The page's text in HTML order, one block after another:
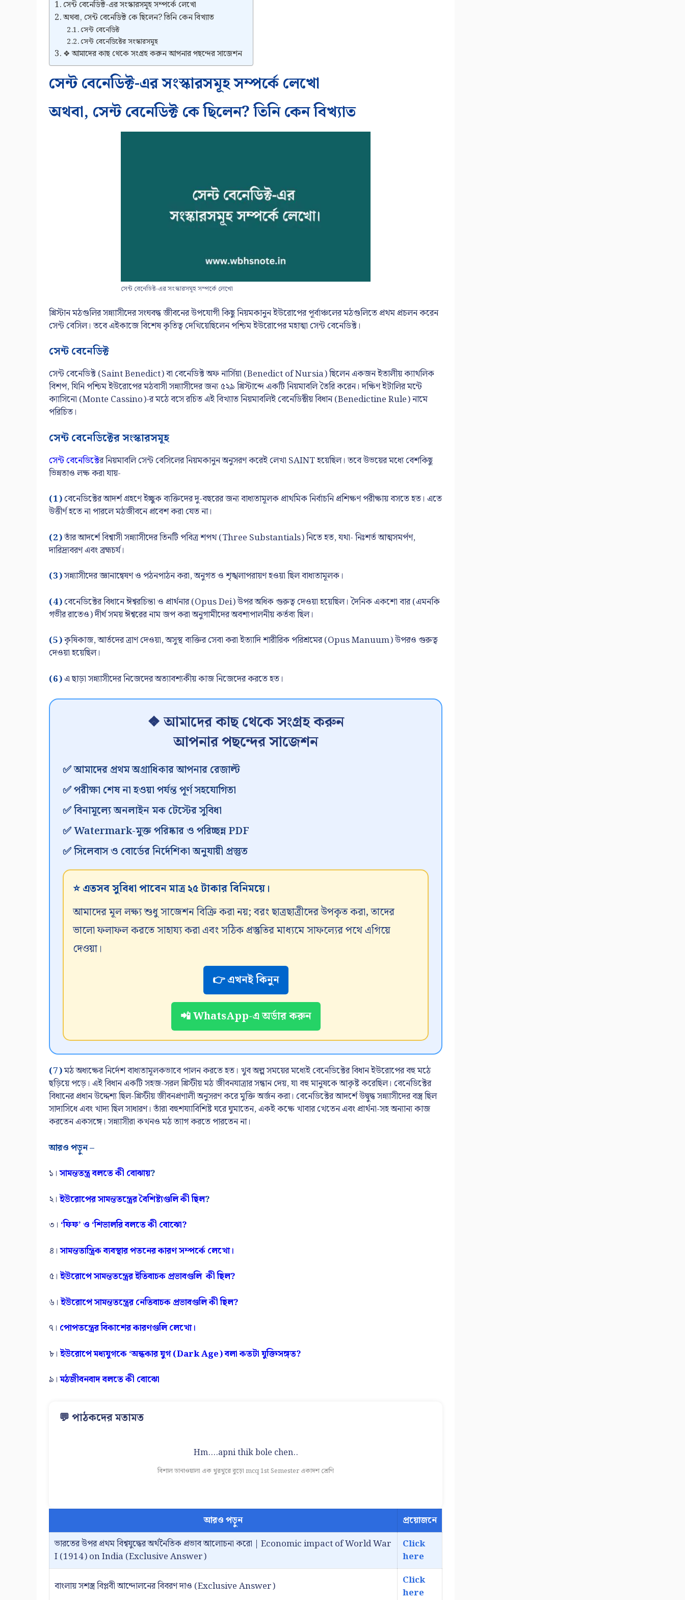
সেন্ট বেনেডিক্ট-এর সংস্কারসমূহ সম্পর্কে লেখো
অথবা, সেন্ট বেনেডিক্ট কে ছিলেন? তিনি কেন বিখ্যাত
সেন্ট বেনেডিক্ট
সেন্ট বেনেডিক্টের সংস্কারসমূহ
❖ আমাদের কাছ থেকে সংগ্রহ করুন আপনার পছন্দের সাজেশন
সেন্ট বেনেডিক্ট-এর সংস্কারসমূহ সম্পর্কে লেখো
অথবা, সেন্ট বেনেডিক্ট কে ছিলেন? তিনি কেন বিখ্যাত
সেন্ট বেনেডিক্ট-এর সংস্কারসমূহ সম্পর্কে লেখো
খ্রিস্টান মঠগুলির সন্ন্যাসীদের সংঘবদ্ধ জীবনের উপযোগী কিছু নিয়মকানুন ইউরোপের পূর্বাঞ্চলের মঠগুলিতে প্রথম প্রচলন করেন
সেন্ট বেসিল। তবে এইকাজে বিশেষ কৃতিত্ব দেখিয়েছিলেন পশ্চিম ইউরোপের মহাত্মা সেন্ট বেনেডিক্ট।
সেন্ট বেনেডিক্ট
সেন্ট বেনেডিক্ট (Saint Benedict) বা বেনেডিক্ট অফ নার্সিয়া (Benedict of Nursia) ছিলেন একজন ইতালীয় ক্যাথলিক
বিশপ, যিনি পশ্চিম ইউরোপের মঠবাসী সন্ন্যাসীদের জন্য ৫২৯ খ্রিস্টাব্দে একটি নিয়মাবলি তৈরি করেন। দক্ষিণ ইটালির মন্টে
ক্যাসিনো (Monte Cassino)-র মঠে বসে রচিত এই বিখ্যাত নিয়মাবলিই বেনেডিক্টীয় বিধান (Benedictine Rule) নামে
পরিচিত।
সেন্ট বেনেডিক্টের সংস্কারসমূহ
সেন্ট বেনেডিক্টের নিয়মাবলি সেন্ট বেসিলের নিয়মকানুন অনুসরণ করেই লেখা SAINT হয়েছিল। তবে উভয়ের মধ্যে বেশকিছু
ভিন্নতাও লক্ষ করা যায়-
(1)বেনেডিক্টের আদর্শ গ্রহণে ইচ্ছুক ব্যক্তিদের দু-বছরের জন্য বাধ্যতামূলক প্রাথমিক নির্বাচনি প্রশিক্ষণ পরীক্ষায় বসতে হত। এতে
উত্তীর্ণ হতে না পারলে মঠজীবনে প্রবেশ করা যেত না।
(2)তাঁর আদর্শে বিশ্বাসী সন্ন্যাসীদের তিনটি পবিত্র শপথ (Three Substantials) নিতে হত, যথা- নিঃশর্ত আত্মসমর্পণ,
দারিদ্র্যবরণ এবং ব্রহ্মচর্য।
(3)সন্ন্যাসীদের জ্ঞানান্বেষণ ও পঠনপাঠন করা, অনুগত ও শৃঙ্খলাপরায়ণ হওয়া ছিল বাধ্যতামূলক।
(4)বেনেডিক্টের বিধানে ঈশ্বরচিন্তা ও প্রার্থনার (Opus Dei) উপর অধিক গুরুত্ব দেওয়া হয়েছিল। দৈনিক একশো বার (এমনকি
গভীর রাতেও) দীর্ঘ সময় ঈশ্বরের নাম জপ করা অনুগামীদের অবশ্যপালনীয় কর্তব্য ছিল।
(5)কৃষিকাজ, আর্তদের ত্রাণ দেওয়া, অসুস্থ ব্যক্তির সেবা করা ইত্যাদি শারীরিক পরিশ্রমের (Opus Manuum) উপরও গুরুত্ব
দেওয়া হয়েছিল।
(6)এ ছাড়া সন্ন্যাসীদের নিজেদের অত্যাবশ্যকীয় কাজ নিজেদের করতে হত।
❖ আমাদের কাছ থেকে সংগ্রহ করুন
আপনার পছন্দের সাজেশন
✅ আমাদের প্রথম অগ্রাধিকার আপনার রেজাল্ট
✅ পরীক্ষা শেষ না হওয়া পর্যন্ত পূর্ণ সহযোগিতা
✅ বিনামূল্যে অনলাইন মক টেস্টের সুবিধা
✅ Watermark-মুক্ত পরিষ্কার ও পরিচ্ছন্ন PDF
✅ সিলেবাস ও বোর্ডের নির্দেশিকা অনুযায়ী প্রস্তুত
⭐ এতসব সুবিধা পাবেন মাত্র ২৫ টাকার বিনিময়ে।
আমাদের মূল লক্ষ্য শুধু সাজেশন বিক্রি করা নয়; বরং ছাত্রছাত্রীদের উপকৃত করা, তাদের
ভালো ফলাফল করতে সাহায্য করা এবং সঠিক প্রস্তুতির মাধ্যমে সাফল্যের পথে এগিয়ে
দেওয়া।
👉 এখনই কিনুন
📲 WhatsApp-এ অর্ডার করুন
(7)মঠ অধ্যক্ষের নির্দেশ বাধ্যতামূলকভাবে পালন করতে হত। খুব অল্প সময়ের মধ্যেই বেনেডিক্টের বিধান ইউরোপের বহু মঠে
ছড়িয়ে পড়ে। এই বিধান একটি সহজ-সরল খ্রিস্টীয় মঠ জীবনযাত্রার সন্ধান দেয়, যা বহু মানুষকে আকৃষ্ট করেছিল। বেনেডিক্টের
বিধানের প্রধান উদ্দেশ্য ছিল-খ্রিস্টীয় জীবনপ্রণালী অনুসরণ করে মুক্তি অর্জন করা। বেনেডিক্টের আদর্শে উদ্বুদ্ধ সন্ন্যাসীদের বস্ত্র ছিল
সাদাসিধে এবং খাদ্য ছিল সাধারণ। তাঁরা বহুশয্যাবিশিষ্ট ঘরে ঘুমাতেন, একই কক্ষে খাবার খেতেন এবং প্রার্থনা-সহ অন্যান্য কাজ
করতেন একসঙ্গে। সন্ন্যাসীরা কখনও মঠ ত্যাগ করতে পারতেন না।
আরও পড়ুন –
১।সামন্ততন্ত্র বলতে কী বোঝায়?
২।ইউরোপের সামন্ততন্ত্রের বৈশিষ্ট্যগুলি কী ছিল?
৩। ‘ফিফ’ ও ‘শিভালরি বলতে কী বোঝো?
৪।সামন্ততান্ত্রিক ব্যবস্থার পতনের কারণ সম্পর্কে লেখো।
৫।ইউরোপে সামন্ততন্ত্রের ইতিবাচক প্রভাবগুলি কী ছিল?
৬।ইউরোপে সামন্ততন্ত্রের নেতিবাচক প্রভাবগুলি কী ছিল?
৭। পোপতন্ত্রের বিকাশের কারণগুলি লেখো।
৮।ইউরোপে মধ্যযুগকে ‘অন্ধকার যুগ (Dark Age) বলা কতটা যুক্তিসঙ্গত?
৯।মঠজীবনবাদ বলতে কী বোঝো
💬 পাঠকদের মতামত
Hm....apni thik bole chen..
বিশাল ডানাওয়ালা এক থুরথুরে বুড়ো mcq 1st Semester একাদশ শ্রেণি
আরও পড়ুন
প্রয়োজনে
ভারতের উপর প্রথম বিশ্বযুদ্ধের অর্থনৈতিক প্রভাব আলোচনা করো | Economic impact of World War
I (1914) on India (Exclusive Answer)
Click
here
বাংলায় সশস্ত্র বিপ্লবী আন্দোলনের বিবরণ দাও (Exclusive Answer)
Click
here